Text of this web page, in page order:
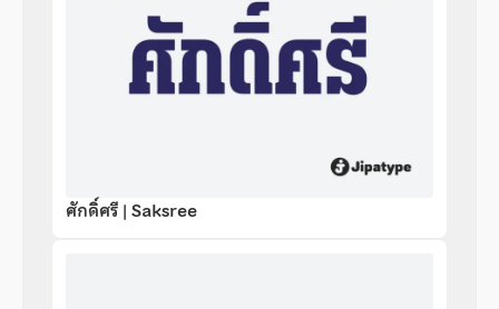
ศักดิ์ศรี | Saksree